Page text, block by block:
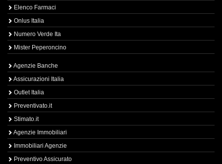
Elenco Farmaci
Onlus Italia
Numero Verde Ita
Mister Peperoncino
Agenzie Banche
Assicurazioni Italia
Outlet Italia
Preventivato.it
Stimato.it
Agenzie Immobiliari
Immobiliari Agenzie
Preventivo Assicurato